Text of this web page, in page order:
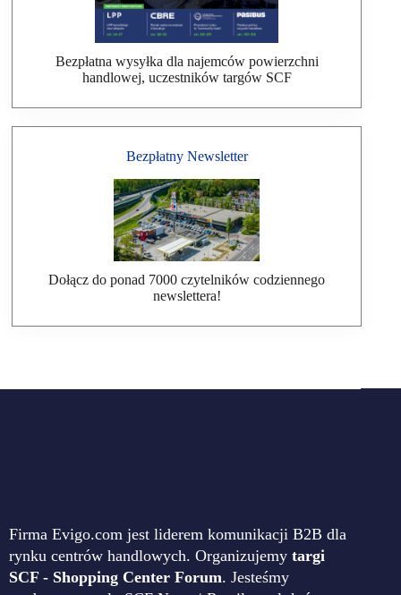
Bezpłatna wysyłka dla najemców powierzchni
handlowej, uczestników targów SCF
Bezpłatny Newsletter
Dołącz do ponad 7000 czytelników codziennego
newslettera!
Firma Evigo.com jest liderem komunikacji B2B dla
rynku centrów handlowych. Organizujemy targi
SCF - Shopping Center Forum. Jesteśmy